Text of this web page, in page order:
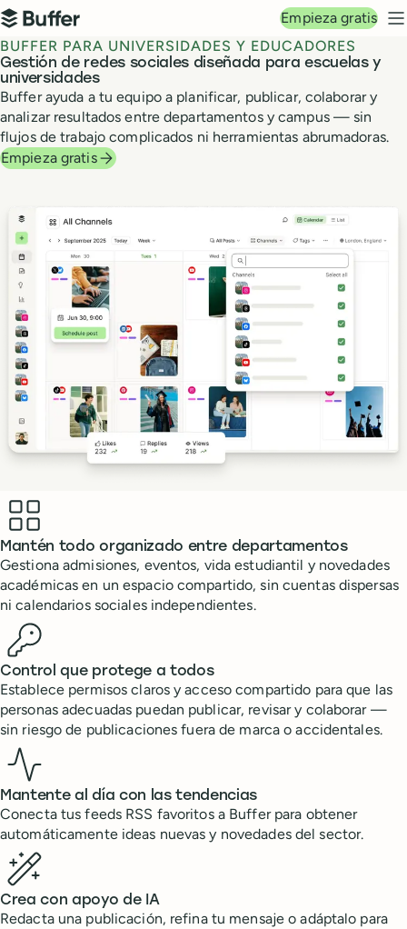
Navegación principal
Buffer
Empieza gratis
BUFFER PARA UNIVERSIDADES Y EDUCADORES
Gestión de redes sociales diseñada para escuelas y
universidades
Buffer ayuda a tu equipo a planificar, publicar, colaborar y
analizar resultados entre departamentos y campus — sin
flujos de trabajo complicados ni herramientas abrumadoras.
Empieza gratis
Benefits
Mantén todo organizado entre departamentos
Gestiona admisiones, eventos, vida estudiantil y novedades
académicas en un espacio compartido, sin cuentas dispersas
ni calendarios sociales independientes.
Control que protege a todos
Establece permisos claros y acceso compartido para que las
personas adecuadas puedan publicar, revisar y colaborar —
sin riesgo de publicaciones fuera de marca o accidentales.
Mantente al día con las tendencias
Conecta tus feeds RSS favoritos a Buffer para obtener
automáticamente ideas nuevas y novedades del sector.
Crea con apoyo de IA
Redacta una publicación, refina tu mensaje o adáptalo para